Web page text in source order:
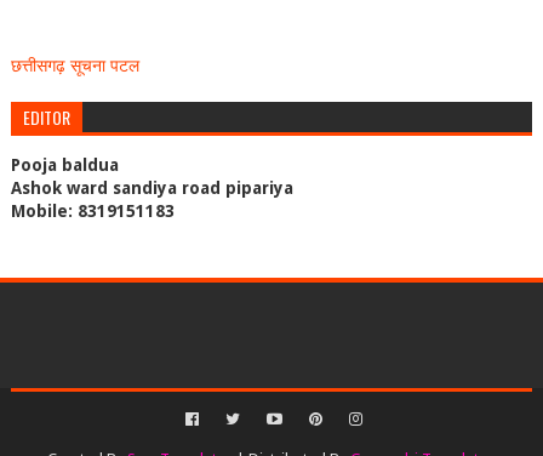
छत्तीसगढ़ सूचना पटल
EDITOR
Pooja baldua
Ashok ward sandiya road pipariya
Mobile: 8319151183